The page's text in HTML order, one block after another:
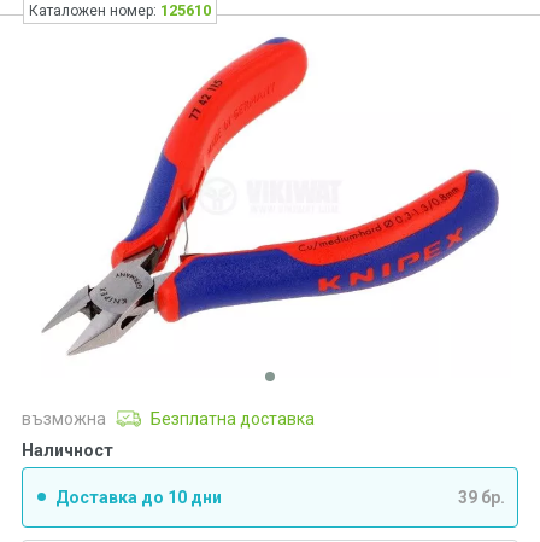
възможна
Безплатна доставка
Наличност
Доставка до 10 дни 39 бр.
Каталожен номер: 125610